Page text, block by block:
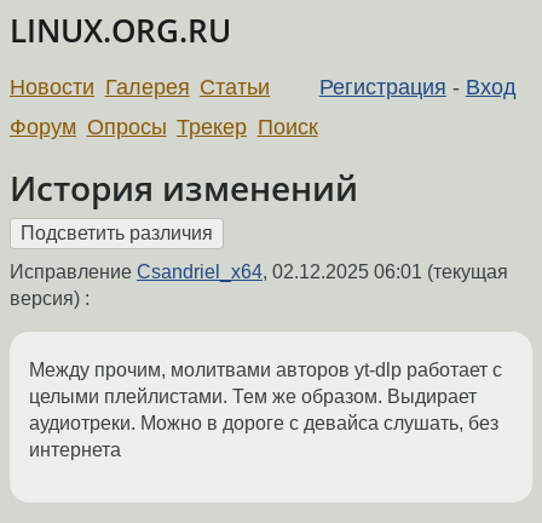
LINUX.ORG.RU
Регистрация - Вход
Новости Галерея Статьи
Форум Опросы Трекер Поиск
История изменений
Исправление Csandriel_x64, 02.12.2025 06:01 (текущая
версия) :
Между прочим, молитвами авторов yt-dlp работает с
целыми плейлистами. Тем же образом. Выдирает
аудиотреки. Можно в дороге с девайса слушать, без
интернета